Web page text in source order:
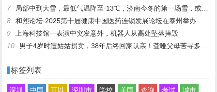
7
局部中到大雪，最低气温降至-13℃，济南今冬的第一场雪，或跟去年同一时间！
8
和熙论坛·2025第十届健康中国医药连锁发展论坛在泰州举办
9
上海科技馆一表演中突发意外，机器人从高处坠落摔毁
10
男子4岁时遭姑姑拐卖，38年后终回家认亲！聋哑父母苦寻多年，母亲已抱憾离世丨红星寻人
标签列表
深圳 中国 可以 深圳市 学校 美国 查询 考试 城市